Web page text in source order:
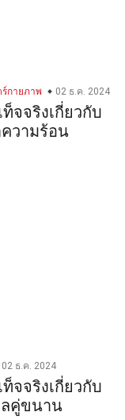
กายภาพ 02 ธ.ค. 2024
ท็จจริงเกี่ยวกับ
วามร้อน
02 ธ.ค. 2024
ท็จจริงเกี่ยวกับ
ลคู่ขนาน